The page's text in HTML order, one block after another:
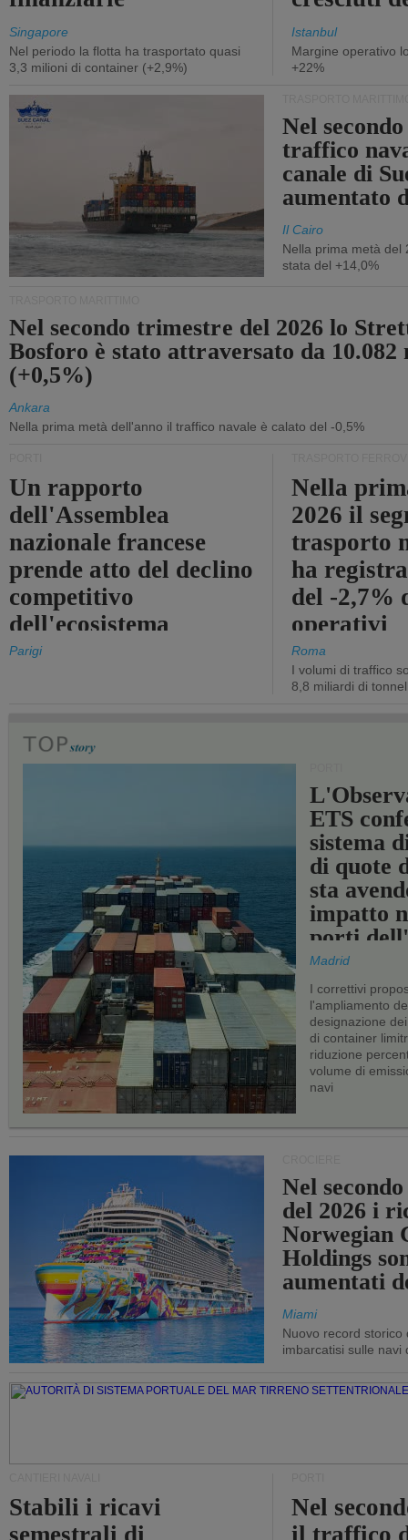
Singapore
Nel periodo la flotta ha trasportato quasi
3,3 milioni di container (+2,9%)
Istanbul
Margine operativo
+22%
Nel
traffico
canale di
aumentato
Il Cairo
Nella prima metà del
stata del +14,0%
Nel secondo trimestre del 2026 lo
Bosforo è stato attraversato da 10.082
(+0,5%)
Ankara
Nella prima metà dell'anno il traffico navale è calato del -0,5%
Un rapporto
dell'Assemblea
nazionale francese
prende atto del declino
competitivo
dell'ecosistema
portuale statale
Parigi
Nella
2026 il
trasporto
ha
del -2,7%
operativi
Roma
I volumi di traffico
8,8 miliardi di
ETS
sistema
di quote
sta
impatto
porti
Madrid
I correttivi
l'ampliamento
designazione
di container
riduzione
volume di
navi
Nel
del 2026 i
Norwegian
Holdings
aumentati
Miami
Nuovo record storico
imbarcatisi sulle navi
Stabili i ricavi
semestrali di
Nel
il traffico